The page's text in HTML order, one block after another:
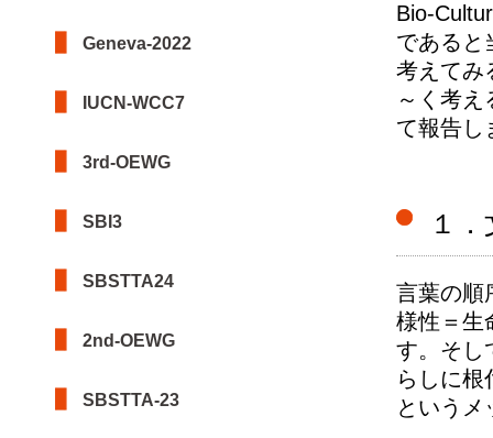
Geneva-2022
IUCN-WCC7
3rd-OEWG
SBI3
SBSTTA24
2nd-OEWG
SBSTTA-23
Bio-
であると
考えてみ
～く考
て報告し
１
言葉の順
様性＝生
す。そし
らしに
というメ